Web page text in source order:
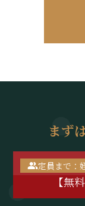
まず
定員まで：
【無